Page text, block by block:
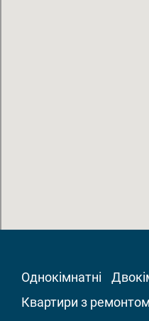
Однокімнатні
Квартири з ремонтом